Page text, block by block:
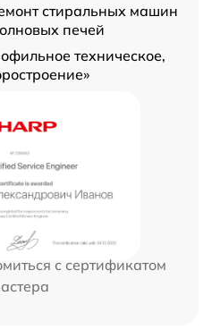
стиральных машин
печей
техническое,
с сертификатом